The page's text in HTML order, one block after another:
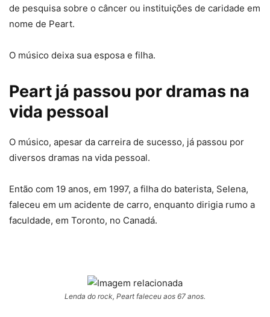
de pesquisa sobre o câncer ou instituições de caridade em
nome de Peart.
O músico deixa sua esposa e filha.
Peart já passou por dramas na
vida pessoal
O músico, apesar da carreira de sucesso, já passou por
diversos dramas na vida pessoal.
Então com 19 anos, em 1997, a filha do baterista, Selena,
faleceu em um acidente de carro, enquanto dirigia rumo a
faculdade, em Toronto, no Canadá.
Lenda do rock, Peart faleceu aos 67 anos.